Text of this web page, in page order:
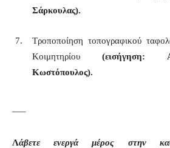
Σάρκουλας).
Τροποποίηση τοπογραφικού
Κοιμητηρίου(εισήγηση:
Κωστόπουλος).
—–
Λάβετε ενεργά μέρος στην